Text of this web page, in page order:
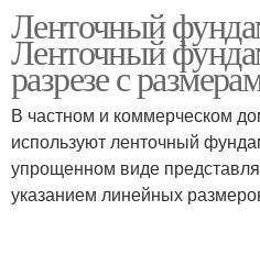
Ленточный
Ленточный
разрезе с
В частном и коммерческом
используют ленточный
упрощенном виде
указанием линейных